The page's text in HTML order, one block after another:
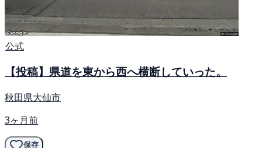
公式
【投稿】県道を東から西へ横断していった。
秋田県大仙市
3ヶ月前
保存